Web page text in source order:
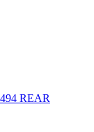
REAR